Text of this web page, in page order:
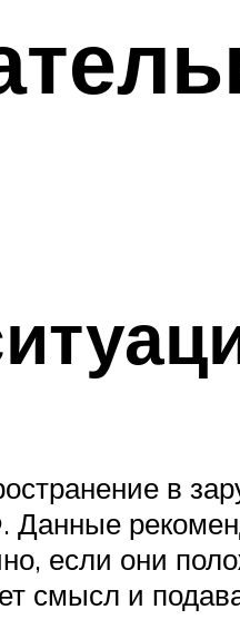
в
если они
смысл и